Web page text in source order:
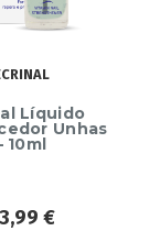
Líquido
Unhas
10ml
€